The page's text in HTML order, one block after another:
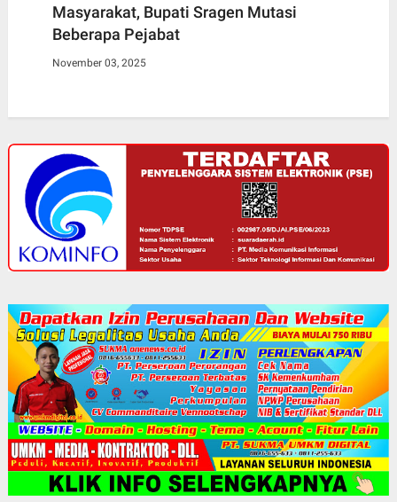
Masyarakat, Bupati Sragen Mutasi
Beberapa Pejabat
November 03, 2025